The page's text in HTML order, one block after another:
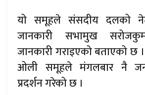
यो समूहले संसदीय दलको
जानकारी सभामुख
जानकारी गराइएको बताएको छ
ओली समूहले मंगलबार नै
प्रदर्शन गरेको छ ।